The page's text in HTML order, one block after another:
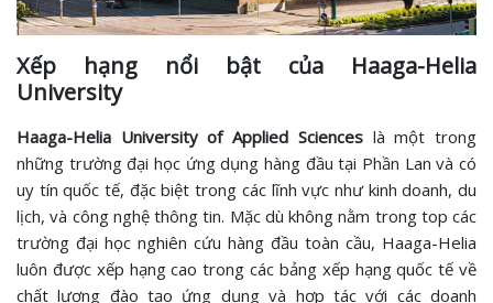
Xếp hạng nổi bật của Haaga-Helia
University
Haaga-Helia University of Applied Sciences là một trong
những trường đại học ứng dụng hàng đầu tại Phần Lan và có
uy tín quốc tế, đặc biệt trong các lĩnh vực như kinh doanh, du
lịch, và công nghệ thông tin. Mặc dù không nằm trong top các
trường đại học nghiên cứu hàng đầu toàn cầu, Haaga-Helia
luôn được xếp hạng cao trong các bảng xếp hạng quốc tế về
chất lượng đào tạo ứng dụng và hợp tác với các doanh